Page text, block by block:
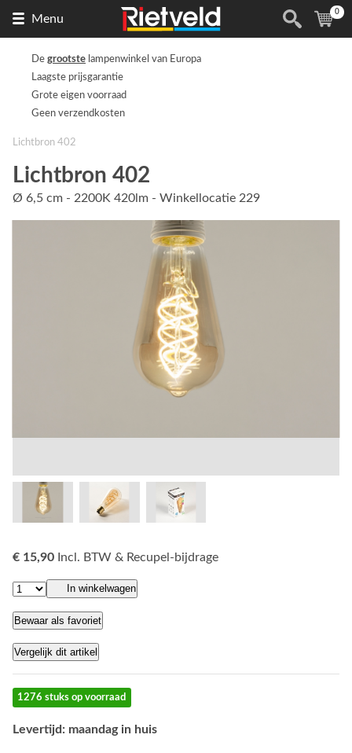
Menu
de
(
0
De grootste lampenwinkel van Europa
Laagste prijsgarantie
Grote eigen voorraad
Geen verzendkosten
Lichtbron 402
Lichtbron 402
Ø 6,5 cm - 2200K 420lm - Winkellocatie 229
€ 15,90 Incl. BTW & Recupel-bijdrage
In winkelwagen
Bewaar als favoriet
Vergelijk dit artikel
1276 stuks op voorraad
Levertijd: maandag in huis